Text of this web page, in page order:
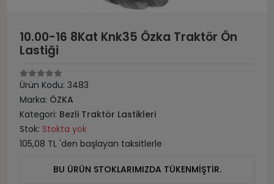
10.00-16 8Kat Knk35 Özka Traktör Ön
Lastiği
Ürün Kodu: 3483
Marka: ÖZKA
Kategori: Bezli Traktör Lastikleri
Stok: Stokta yok
105,08 TL 'den başlayan taksitlerle
BU ÜRÜN STOKLARIMIZDA TÜKENMİŞTİR.